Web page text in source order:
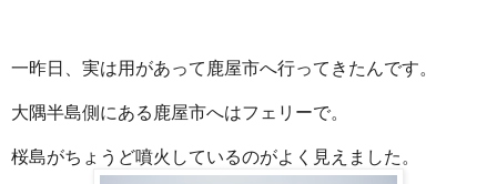
一昨日、実は用があって鹿屋市へ行ってきたんです。
大隅半島側にある鹿屋市へはフェリーで。
桜島がちょうど噴火しているのがよく見えました。